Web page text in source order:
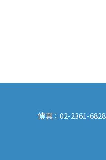
傳真： 02-2361-6828